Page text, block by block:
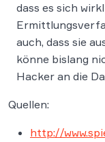
dass es sich
auch, dass sie
könne bislang
Hacker an die
Quellen:
http://